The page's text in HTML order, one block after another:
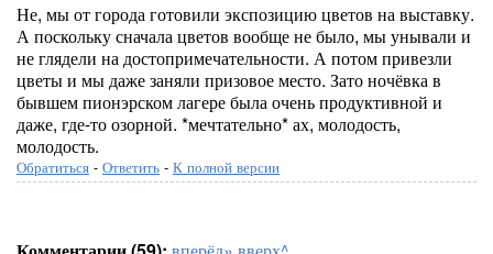
Не, мы от города готовили экспозицию цветов на выставку.
А поскольку сначала цветов вообще не было, мы унывали и
не глядели на достопримечательности. А потом привезли
цветы и мы даже заняли призовое место. Зато ночёвка в
бывшем пионэрском лагере была очень продуктивной и
даже, где-то озорной. *мечтательно* ах, молодость,
молодость.
Обратиться - Ответить - К полной версии